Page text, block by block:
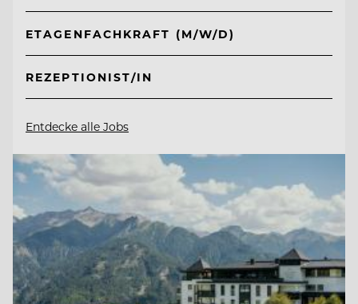
ETAGENFACHKRAFT (M/W/D)
REZEPTIONIST/IN
Entdecke alle Jobs